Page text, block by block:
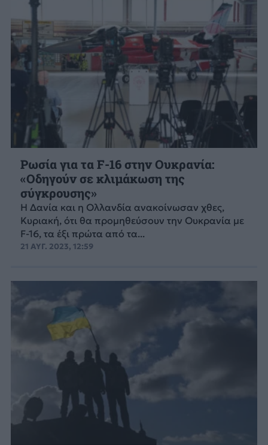
Ρωσία για τα F-16 στην Ουκρανία:
«Οδηγούν σε κλιμάκωση της
σύγκρουσης»
Η Δανία και η Ολλανδία ανακοίνωσαν χθες,
Κυριακή, ότι θα προμηθεύσουν την Ουκρανία με
F-16, τα έξι πρώτα από τα...
21 ΑΥΓ. 2023, 12:59